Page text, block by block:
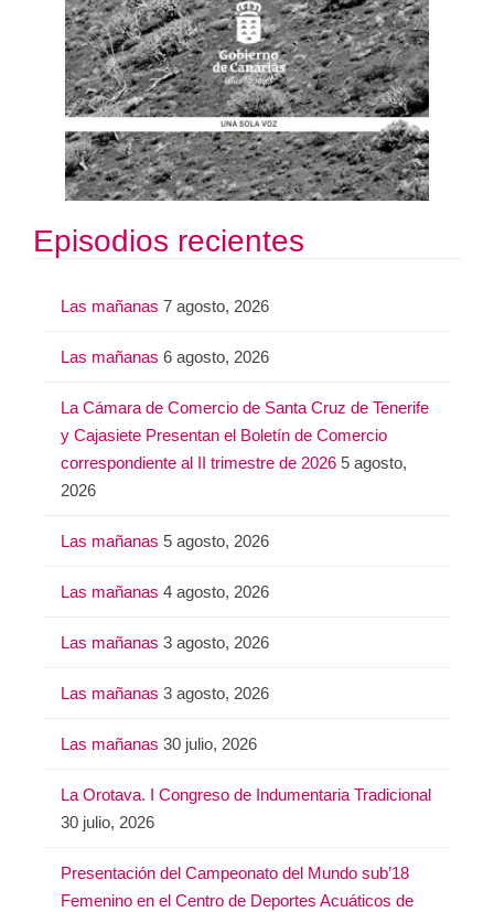
Episodios recientes
Las mañanas 7 agosto, 2026
Las mañanas 6 agosto, 2026
La Cámara de Comercio de Santa Cruz de Tenerife
y Cajasiete Presentan el Boletín de Comercio
correspondiente al II trimestre de 2026 5 agosto,
2026
Las mañanas 5 agosto, 2026
Las mañanas 4 agosto, 2026
Las mañanas 3 agosto, 2026
Las mañanas 3 agosto, 2026
Las mañanas 30 julio, 2026
La Orotava. I Congreso de Indumentaria Tradicional
30 julio, 2026
Presentación del Campeonato del Mundo sub’18
Femenino en el Centro de Deportes Acuáticos de